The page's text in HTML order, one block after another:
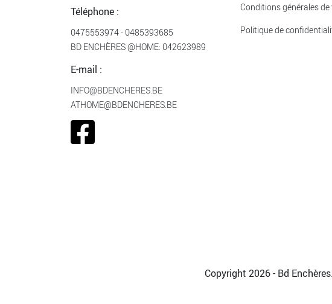
Téléphone :
0475553974- 0485393685
BD ENCHÈRES @HOME: 042623989
E-mail :
INFO@BDENCHERES.BE
ATHOME@BDENCHERES.BE
Conditions générales de
Politique de
Copyright 2026 - Bd